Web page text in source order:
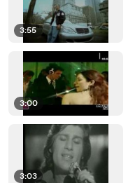
3:55
3:00
3:03